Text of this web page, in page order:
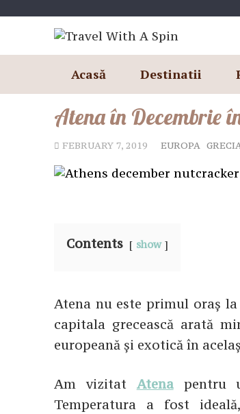
Acasă Destinatii
Atena în Decembrie
FEBRUARY 7, 2019 EUROPA
Contents show
Atena nu este primul oraș
capitala grecească arată
europeană și exotică în
Am vizitat Atenapentru
Temperatura a fost